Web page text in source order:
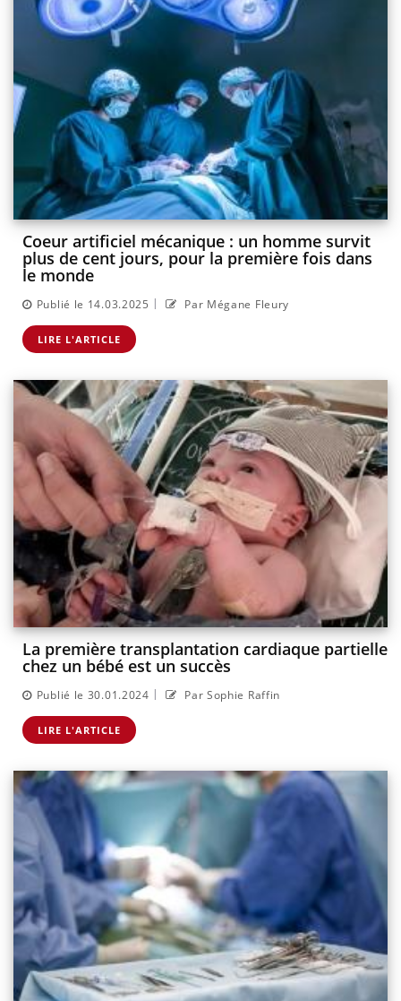
Coeur artificiel mécanique : un homme survit
plus de cent jours, pour la première fois dans
le monde
Publié le 14.03.2025 | Par Mégane Fleury
LIRE L'ARTICLE
La première transplantation cardiaque partielle
chez un bébé est un succès
Publié le 30.01.2024 | Par Sophie Raffin
LIRE L'ARTICLE